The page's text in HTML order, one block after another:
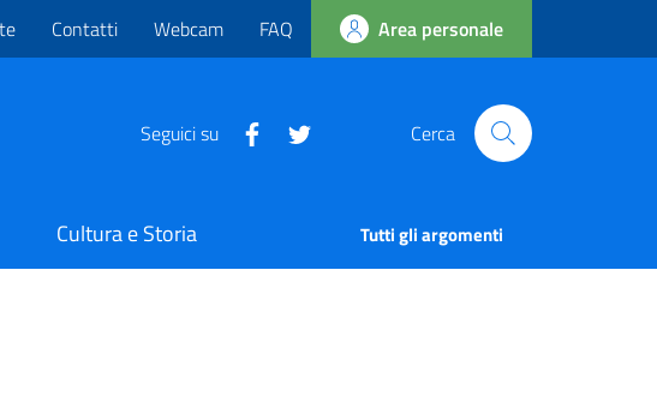
Contatti Webcam FAQ Area personale
Seguici su Cerca
Cultura e Storia Tutti gli argomenti